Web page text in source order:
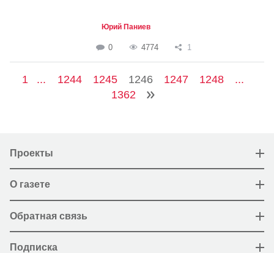
Юрий Паниев
0 4774 1
1 ... 1244 1245 1246 1247 1248
...
1362
Проекты
О газете
Обратная связь
Подписка